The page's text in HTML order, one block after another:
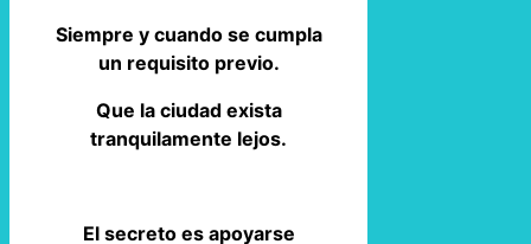
Siempre y cuando se cumpla
un requisito previo.
Que la ciudad exista
tranquilamente lejos.
El secreto es apoyarse